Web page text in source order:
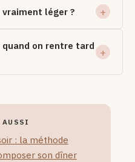
léger ?
on rentre tard
: la méthode
son dîner